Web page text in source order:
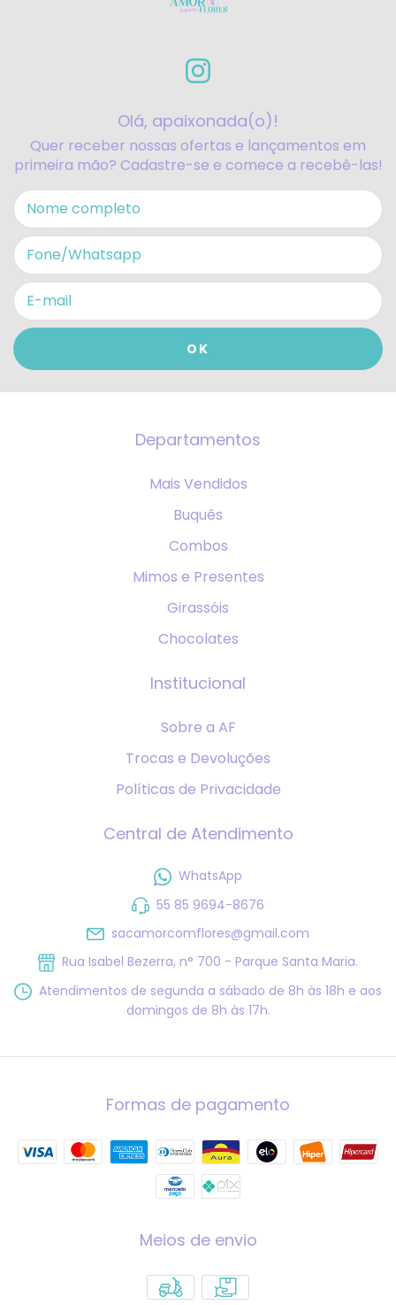
Olá, apaixonada(o)!
Quer receber nossas ofertas e lançamentos em
primeira mão? Cadastre-se e comece a recebê-las!
Departamentos
Mais Vendidos
Buquês
Combos
Mimos e Presentes
Girassóis
Chocolates
Institucional
Sobre a AF
Trocas e Devoluções
Políticas de Privacidade
Central de Atendimento
WhatsApp
55 85 9694-8676
sacamorcomflores@gmail.com
Rua Isabel Bezerra, n° 700 - Parque Santa Maria.
Atendimentos de segunda a sábado de 8h às 18h e aos
domingos de 8h às 17h.
Formas de pagamento
Meios de envio